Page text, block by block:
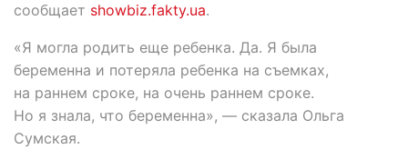
сообщает showbiz.fakty.ua.
«Я могла родить еще ребенка. Да. Я была
беременна и потеряла ребенка на съемках,
на раннем сроке, на очень раннем сроке.
Но я знала, что беременна», — сказала Ольга
Сумская.